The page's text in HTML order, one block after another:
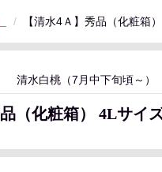
【清水4Ａ】秀品（化粧箱
清水白桃（7月中下旬頃～）
（化粧箱） 4Lサイ